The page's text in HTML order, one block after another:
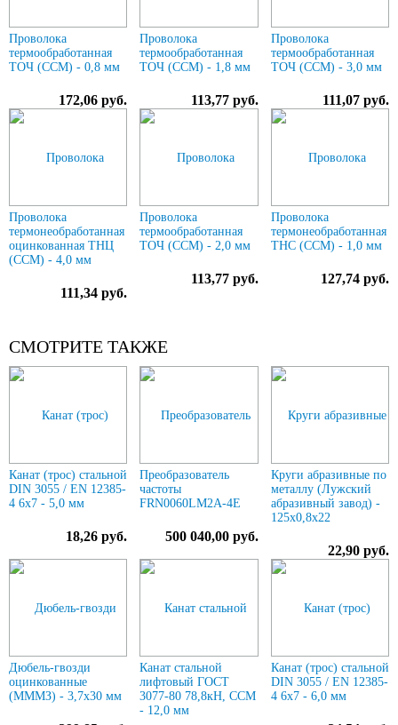
Проволока
термообработанная
ТОЧ (ССМ) - 0,8 мм
172,06 руб.
Проволока
термообработанная
ТОЧ (ССМ) - 1,8 мм
113,77 руб.
Проволока
термообработанная
ТОЧ (ССМ) - 3,0 мм
111,07 руб.
Проволока
термонеобработанная
оцинкованная ТНЦ
(ССМ) - 4,0 мм
111,34 руб.
Проволока
термообработанная
ТОЧ (ССМ) - 2,0 мм
113,77 руб.
Проволока
термонеобработанная
ТНС (ССМ) - 1,0 мм
127,74 руб.
СМОТРИТЕ ТАКЖЕ
Канат (трос) стальной
DIN 3055 / EN 12385-
4 6x7 - 5,0 мм
18,26 руб.
Преобразователь
частоты
FRN0060LM2A-4E
500 040,00 руб.
Круги абразивные по
металлу (Лужский
абразивный завод) -
125х0,8х22
22,90 руб.
Дюбель-гвозди
оцинкованные
(МММЗ) - 3,7х30 мм
Канат стальной
лифтовый ГОСТ
3077-80 78,8кН, ССМ
- 12,0 мм
Канат (трос) стальной
DIN 3055 / EN 12385-
4 6x7 - 6,0 мм